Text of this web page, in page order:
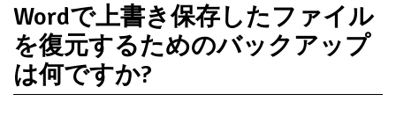
Wordで上書き保存したファイル
を復元するためのバックアップ
は何ですか?